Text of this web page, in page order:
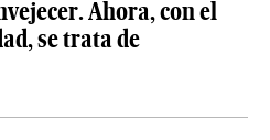
Ahora, con el
se trata de